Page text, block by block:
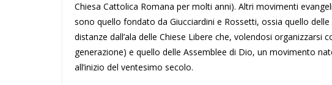
Chiesa Cattolica Romana per molti anni). Altri movimenti
sono quello fondato da Giucciardini e Rossetti, ossia quello
distanze dall’ala delle Chiese Libere che, volendosi organizzarsi
generazione) e quello delle Assemblee di Dio, un movimento
all’inizio del ventesimo secolo.